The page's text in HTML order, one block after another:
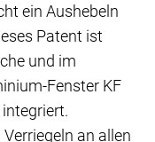
ein Aushebeln
Patent ist
und im
Fenster KF
an allen